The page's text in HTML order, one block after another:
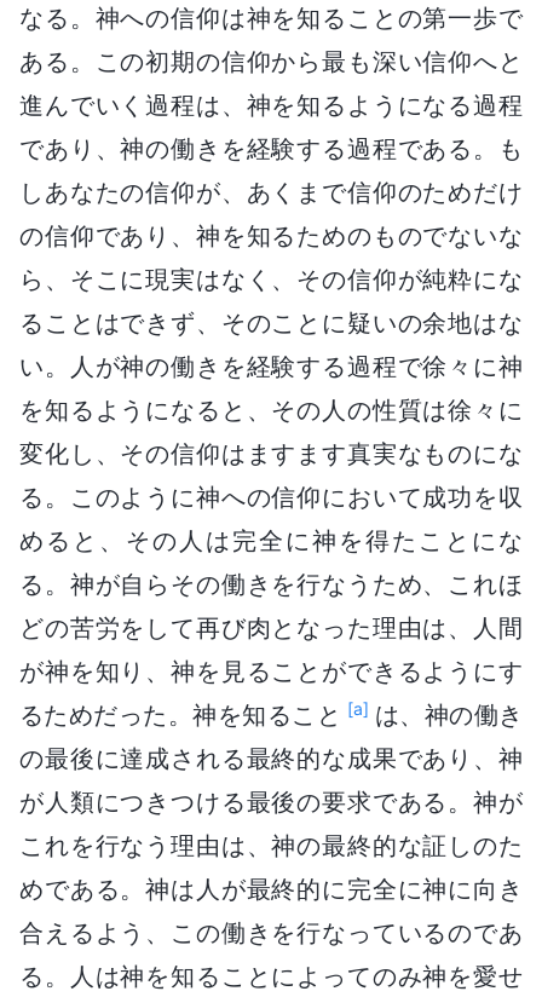
なる。神への信仰は神を知ることの第一歩で
ある。この初期の信仰から最も深い信仰へと
進んでいく過程は、神を知るようになる過程
であり、神の働きを経験する過程である。も
しあなたの信仰が、あくまで信仰のためだけ
の信仰であり、神を知るためのものでないな
ら、そこに現実はなく、その信仰が純粋にな
ることはできず、そのことに疑いの余地はな
い。人が神の働きを経験する過程で徐々に神
を知るようになると、その人の性質は徐々に
変化し、その信仰はますます真実なものにな
る。このように神への信仰において成功を収
めると、その人は完全に神を得たことにな
る。神が自らその働きを行なうため、これほ
どの苦労をして再び肉となった理由は、人間
が神を知り、神を見ることができるようにす
るためだった。神を知ること [a] は、神の働き
の最後に達成される最終的な成果であり、神
が人類につきつける最後の要求である。神が
これを行なう理由は、神の最終的な証しのた
めである。神は人が最終的に完全に神に向き
合えるよう、この働きを行なっているのであ
る。人は神を知ることによってのみ神を愛せ